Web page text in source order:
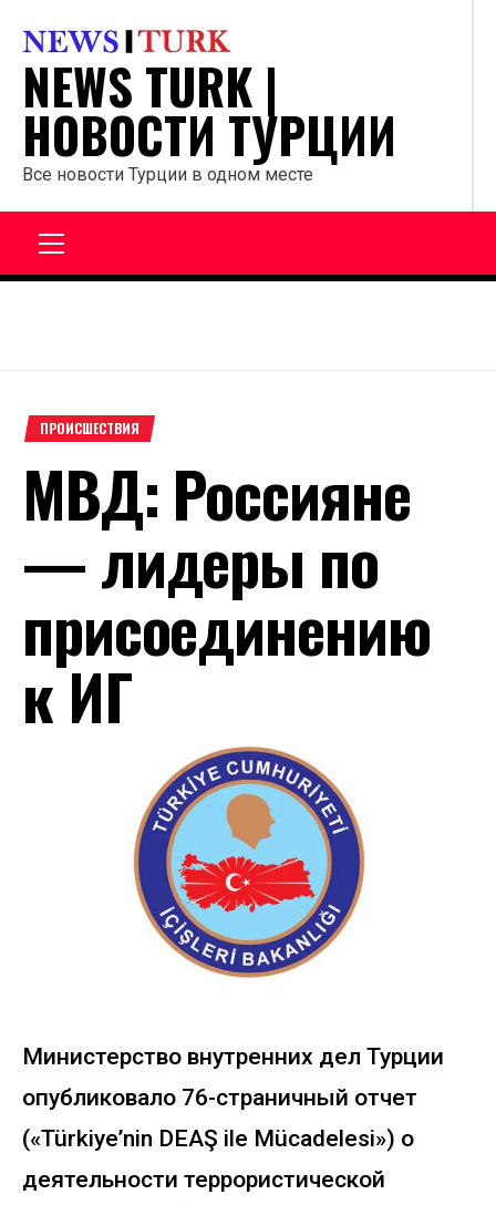
содержанию
NEWS TURK |
НОВОСТИ ТУРЦИИ
Все новости Турции в одном месте
ПРОИСШЕСТВИЯ
МВД: Россияне
— лидеры по
присоединению
к ИГ
Министерство внутренних дел Турции
опубликовало 76-страничный отчет
(«Türkiye’nin DEAŞ ile Mücadelesi») о
деятельности террористической